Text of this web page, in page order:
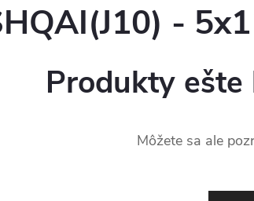
-
Produkty
Môžete sa ale